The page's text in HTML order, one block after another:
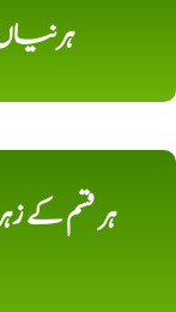
ہر قسم کے